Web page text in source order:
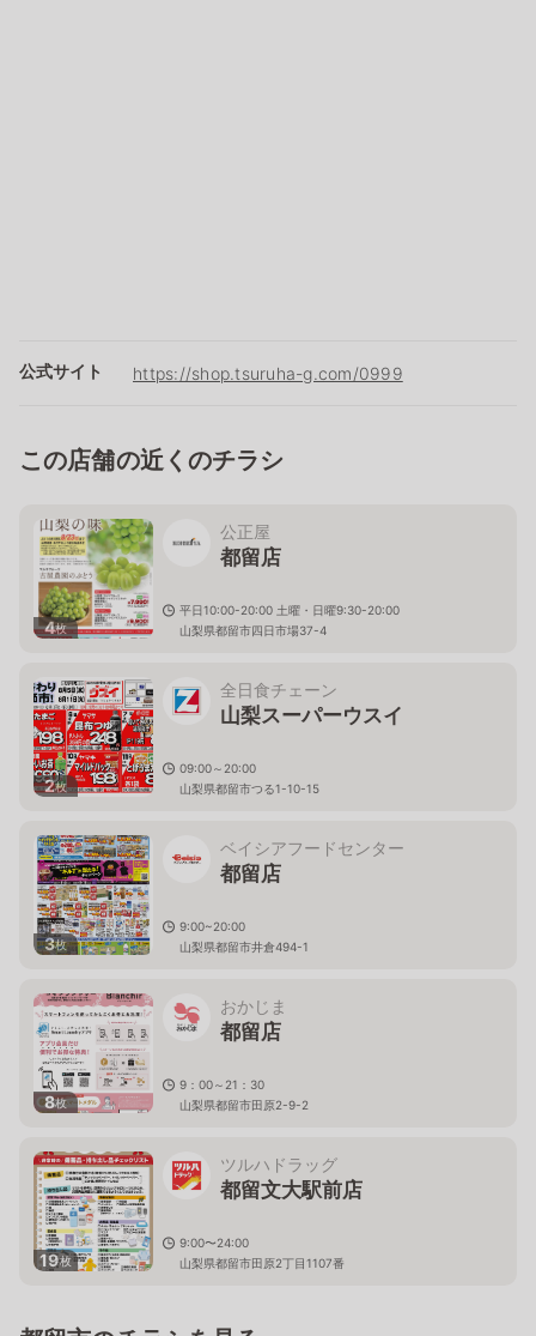
公式サイト https://shop.tsuruha-g.com/0999
この店舗の近くのチラシ
4枚
公正屋
都留店
平日10:00-20:00 土曜・日曜9:30-20:00
山梨県都留市四日市場37-4
2枚
全日食チェーン
山梨スーパーウスイ
09:00～20:00
山梨県都留市つる1-10-15
3枚
ベイシアフードセンター
都留店
9:00~20:00
山梨県都留市井倉494-1
8枚
おかじま
都留店
9：00～21：30
山梨県都留市田原2-9-2
19枚
ツルハドラッグ
都留文大駅前店
9:00〜24:00
山梨県都留市田原2丁目1107番